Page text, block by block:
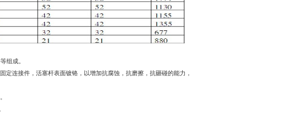
组成。
连接件，活塞杆表面镀铬，以增加抗腐蚀，抗磨擦，抗砸碰的能力，